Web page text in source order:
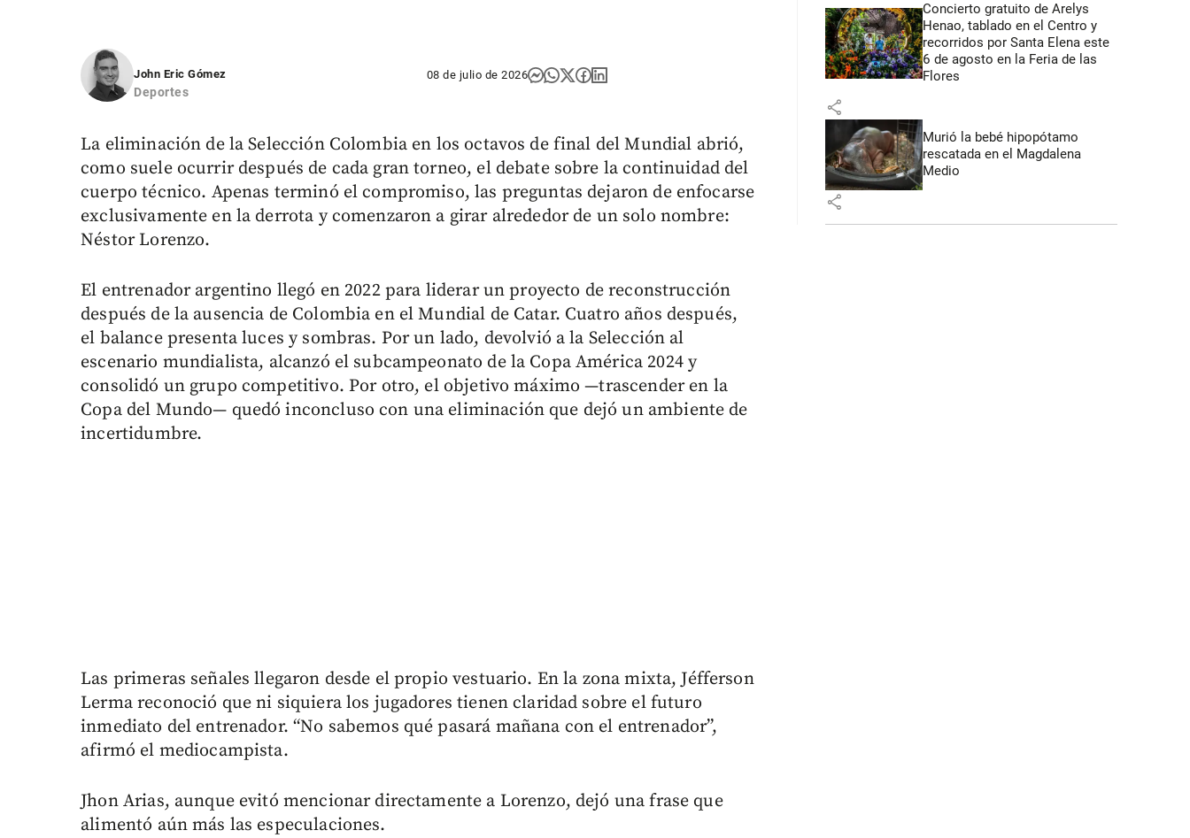
John Eric Gómez
Deportes
08 de julio de 2026
La eliminación de la Selección Colombia en los octavos de final del Mundial abrió,
como suele ocurrir después de cada gran torneo, el debate sobre la continuidad del
cuerpo técnico. Apenas terminó el compromiso, las preguntas dejaron de enfocarse
exclusivamente en la derrota y comenzaron a girar alrededor de un solo nombre:
Néstor Lorenzo.
El entrenador argentino llegó en 2022 para liderar un proyecto de reconstrucción
después de la ausencia de Colombia en el Mundial de Catar. Cuatro años después,
el balance presenta luces y sombras. Por un lado, devolvió a la Selección al
escenario mundialista, alcanzó el subcampeonato de la Copa América 2024 y
consolidó un grupo competitivo. Por otro, el objetivo máximo —trascender en la
Copa del Mundo— quedó inconcluso con una eliminación que dejó un ambiente de
incertidumbre.
Las primeras señales llegaron desde el propio vestuario. En la zona mixta, Jéfferson
Lerma reconoció que ni siquiera los jugadores tienen claridad sobre el futuro
inmediato del entrenador. “No sabemos qué pasará mañana con el entrenador”,
afirmó el mediocampista.
Jhon Arias, aunque evitó mencionar directamente a Lorenzo, dejó una frase que
alimentó aún más las especulaciones.
Concierto gratuito de Arelys
Henao, tablado en el Centro y
recorridos por Santa Elena este
6 de agosto en la Feria de las
Flores
share
Murió la bebé hipopótamo
rescatada en el Magdalena
Medio
share